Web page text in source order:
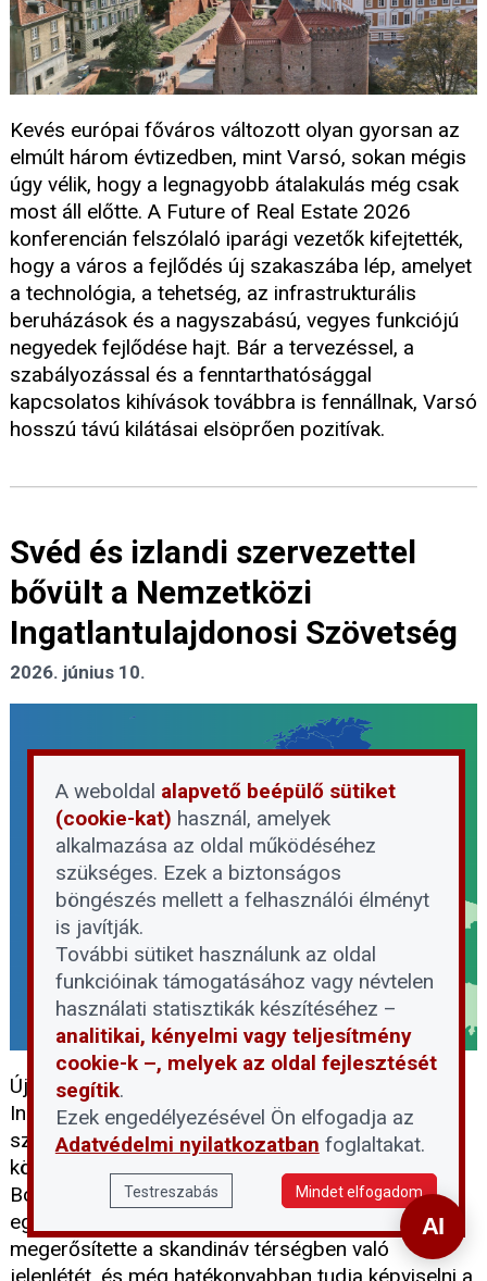
Kevés európai főváros változott olyan gyorsan az
elmúlt három évtizedben, mint Varsó, sokan mégis
úgy vélik, hogy a legnagyobb átalakulás még csak
most áll előtte. A Future of Real Estate 2026
konferencián felszólaló iparági vezetők kifejtették,
hogy a város a fejlődés új szakaszába lép, amelyet
a technológia, a tehetség, az infrastrukturális
beruházások és a nagyszabású, vegyes funkciójú
negyedek fejlődése hajt. Bár a tervezéssel, a
szabályozással és a fenntarthatósággal
kapcsolatos kihívások továbbra is fennállnak, Varsó
hosszú távú kilátásai elsöprően pozitívak.
Svéd és izlandi szervezettel
bővült a Nemzetközi
Ingatlantulajdonosi Szövetség
2026. június 10.
Újabb mérföldkőhöz érkezett a Nemzetközi
Ingatlantulajdonosi Szövetség (UIPI). A brüsszeli
székhelyű szervezet nemrégiben hivatalosan is
köszöntötte legújabb tagjait, a svéd
Bostadsrätterna és az izlandi Húseigendafélagið
egyesületeket. Ezzel a lépéssel az UIPI jelentősen
megerősítette a skandináv térségben való
jelenlétét, és még hatékonyabban tudja képviselni a
A weboldal alapvető beépülő sütiket
(cookie-kat) használ, amelyek
alkalmazása az oldal működéséhez
szükséges. Ezek a biztonságos
böngészés mellett a felhasználói élményt
is javítják.
További sütiket használunk az oldal
funkcióinak támogatásához vagy névtelen
használati statisztikák készítéséhez –
analitikai, kényelmi vagy teljesítmény
cookie-k –, melyek az oldal fejlesztését
segítik.
Ezek engedélyezésével Ön elfogadja az
Adatvédelmi nyilatkozatban foglaltakat.
Testreszabás Mindet elfogadom